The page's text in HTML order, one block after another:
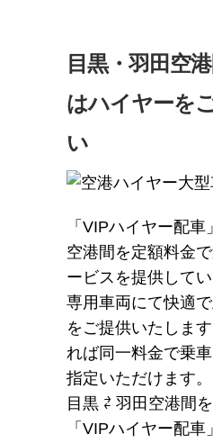
目黒・羽田空
はハイヤーを
い
「VIPハイヤー配
空港間を定額料金
ービスを提供して
専用車両にて快適
をご提供いたしま
れば同一料金で乗
指定いただけます。
目黒 ⇄ 羽田空港間
「VIPハイヤー配